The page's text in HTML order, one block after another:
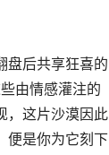
盘后共享狂喜的
由情感灌注的
，这片沙漠因此
便是你为它刻下